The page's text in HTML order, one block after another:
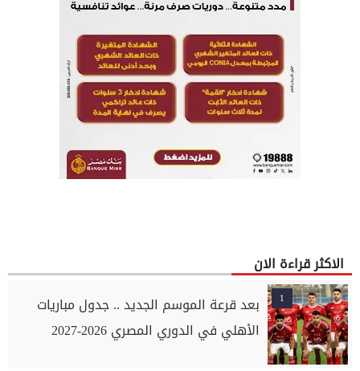
الاكثر قراءة الان
1
بعد قرعة الموسم الجديد .. جدول مباريات
الأهلي في الدوري المصري 2026-2027